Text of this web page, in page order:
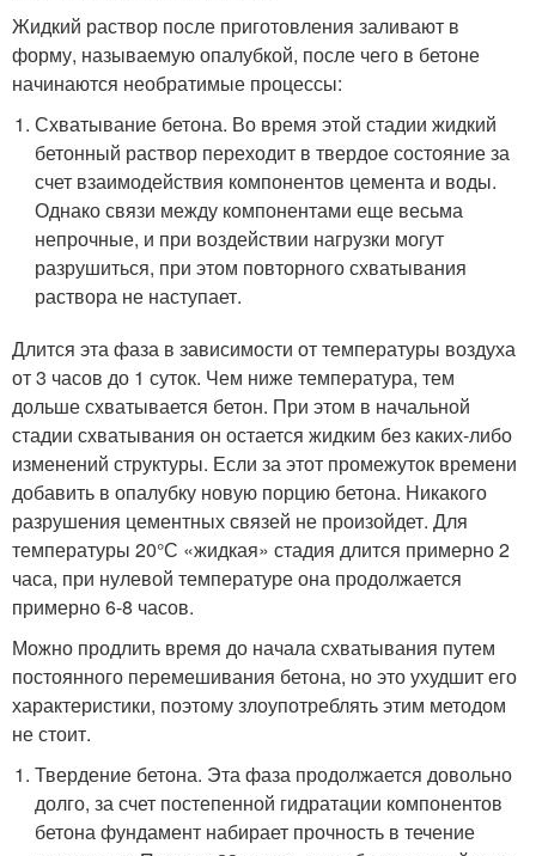
Жидкий раствор после приготовления заливают в
форму, называемую опалубкой, после чего в бетоне
начинаются необратимые процессы:
Схватывание бетона. Во время этой стадии жидкий
бетонный раствор переходит в твердое состояние за
счет взаимодействия компонентов цемента и воды.
Однако связи между компонентами еще весьма
непрочные, и при воздействии нагрузки могут
разрушиться, при этом повторного схватывания
раствора не наступает.
Длится эта фаза в зависимости от температуры воздуха
от 3 часов до 1 суток. Чем ниже температура, тем
дольше схватывается бетон. При этом в начальной
стадии схватывания он остается жидким без каких-либо
изменений структуры. Если за этот промежуток времени
добавить в опалубку новую порцию бетона. Никакого
разрушения цементных связей не произойдет. Для
температуры 20°С «жидкая» стадия длится примерно 2
часа, при нулевой температуре она продолжается
примерно 6-8 часов.
Можно продлить время до начала схватывания путем
постоянного перемешивания бетона, но это ухудшит его
характеристики, поэтому злоупотреблять этим методом
не стоит.
Твердение бетона. Эта фаза продолжается довольно
долго, за счет постепенной гидратации компонентов
бетона фундамент набирает прочность в течение